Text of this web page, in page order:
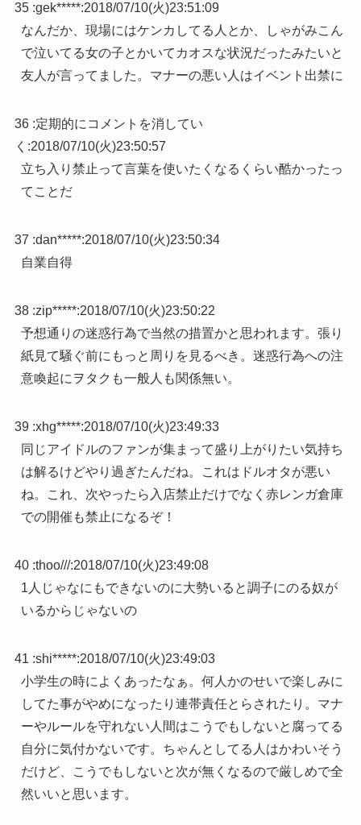
35 :gek*****:2018/07/10(火)23:51:09
なんだか、現場にはケンカしてる人とか、しゃがみこん
で泣いてる女の子とかいてカオスな状況だったみたいと
友人が言ってました。マナーの悪い人はイベント出禁に
36 :定期的にコメントを消してい
く :2018/07/10(火)23:50:57
立ち入り禁止って言葉を使いたくなるくらい酷かったっ
てことだ
37 :dan*****:2018/07/10(火)23:50:34
自業自得
38 :zip*****:2018/07/10(火)23:50:22
予想通りの迷惑行為で当然の措置かと思われます。張り
紙見て騒ぐ前にもっと周りを見るべき。迷惑行為への注
意喚起にヲタクも一般人も関係無い。
39 :xhg*****:2018/07/10(火)23:49:33
同じアイドルのファンが集まって盛り上がりたい気持ち
は解るけどやり過ぎたんだね。これはドルオタが悪い
ね。これ、次やったら入店禁止だけでなく赤レンガ倉庫
での開催も禁止になるぞ！
40 :thoo///:2018/07/10(火)23:49:08
1人じゃなにもできないのに大勢いると調子にのる奴が
いるからじゃないの
41 :shi*****:2018/07/10(火)23:49:03
小学生の時によくあったなぁ。何人かのせいで楽しみに
してた事がやめになったり連帯責任とらされたり。マナ
ーやルールを守れない人間はこうでもしないと腐ってる
自分に気付かないです。ちゃんとしてる人はかわいそう
だけど、こうでもしないと次が無くなるので厳しめで全
然いいと思います。